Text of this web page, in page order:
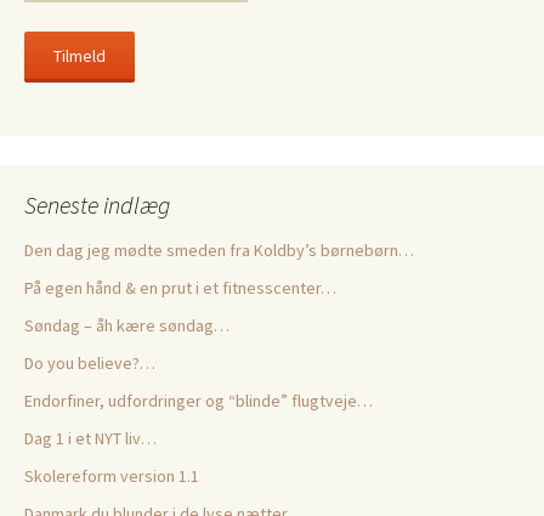
Seneste indlæg
Den dag jeg mødte smeden fra Koldby’s børnebørn…
På egen hånd & en prut i et fitnesscenter…
Søndag – åh kære søndag…
Do you believe?…
Endorfiner, udfordringer og “blinde” flugtveje…
Dag 1 i et NYT liv…
Skolereform version 1.1